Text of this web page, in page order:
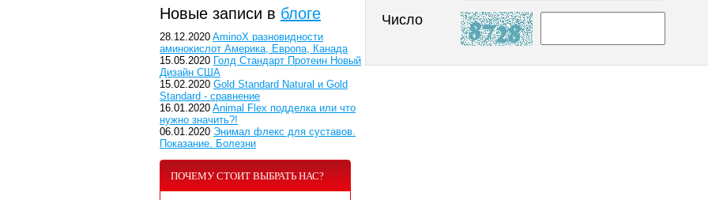
Число
Новые записи в блоге
28.12.2020 AminoX разновидности
аминокислот Америка, Европа, Канада
15.05.2020 Голд Стандарт Протеин Новый
Дизайн США
15.02.2020 Gold Standard Natural и Gold
Standard - сравнение
16.01.2020 Animal Flex подделка или что
нужно значить?!
06.01.2020 Энимал флекс для суставов.
Показание. Болезни
ПОЧЕМУ СТОИТ ВЫБРАТЬ НАС?